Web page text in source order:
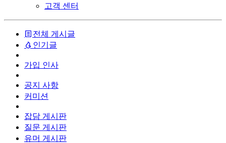
고객 센터
전체 게시글
인기글
가입 인사
공지 사항
커미션
잡담 게시판
질문 게시판
유머 게시판